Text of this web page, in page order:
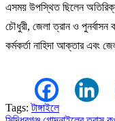
এসময় উপস্থিত ছিলেন
চৌধুরী, জেলা ত্রান ও পুনর্বাসন
কর্মকর্তা নাহিদা আক্তার এবং
Tags: টাঙ্গাইলে